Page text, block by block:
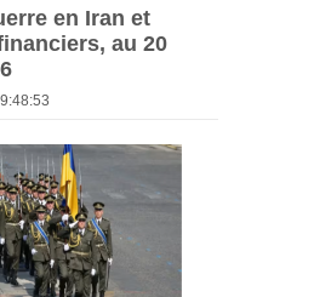
en Iran et
au 20